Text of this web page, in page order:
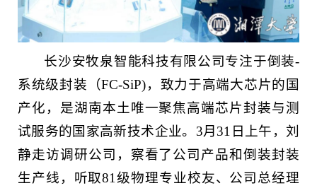
长沙安牧泉智能科技有限公司专注于倒装-
系统级封装（FC-SiP)，致力于高端大芯片的国
产化，是湖南本土唯一聚焦高端芯片封装与测
试服务的国家高新技术企业。3月31日上午，刘
静走访调研公司，察看了公司产品和倒装封装
生产线，听取81级物理专业校友、公司总经理